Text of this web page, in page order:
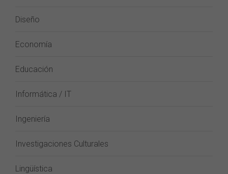
Diseño
Economía
Educación
Informática / IT
Ingeniería
Investigaciones Culturales
Lingüística